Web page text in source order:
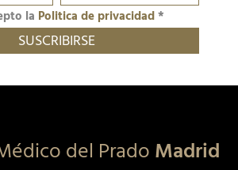
la Politica de privacidad*
del PradoMadrid